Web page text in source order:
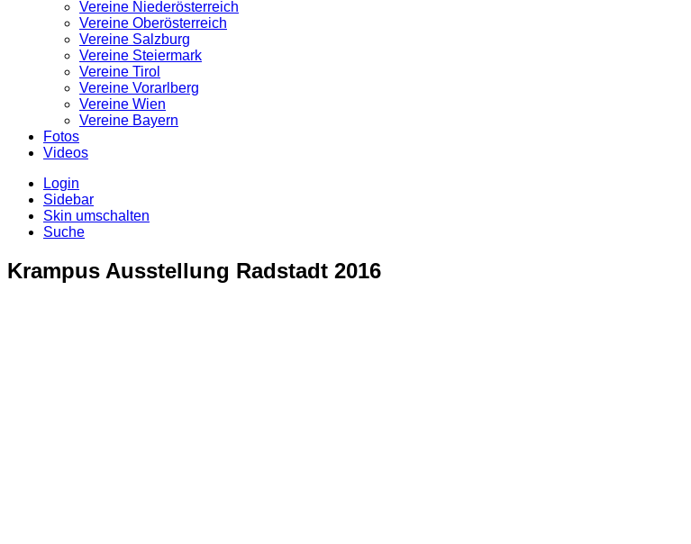
Vereine Niederösterreich
Vereine Oberösterreich
Vereine Salzburg
Vereine Steiermark
Vereine Tirol
Vereine Vorarlberg
Vereine Wien
Vereine Bayern
Fotos
Videos
Login
Sidebar
Skin umschalten
Suche
Krampus Ausstellung Radstadt 2016